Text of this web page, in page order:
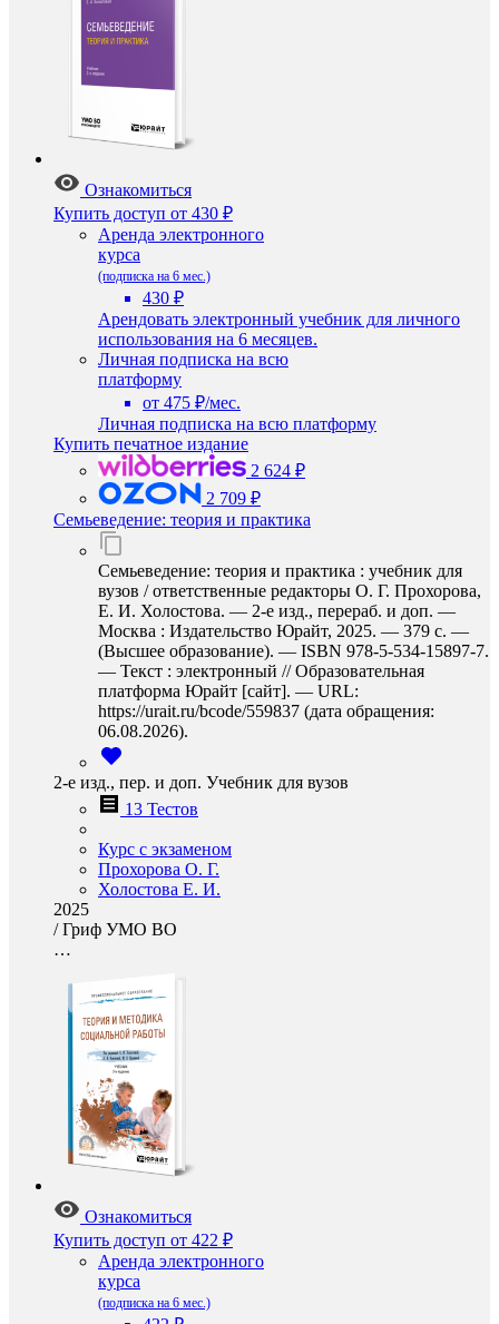
Ознакомиться
Купить доступ от 430 ₽
Аренда электронного
курса
(подписка на 6 мес.)
430 ₽
Арендовать электронный учебник для личного
использования на 6 месяцев.
Личная подписка на всю
платформу
от 475 ₽/мес.
Личная подписка на всю платформу
Купить печатное издание
2 624 ₽
2 709 ₽
Семьеведение: теория и практика
Семьеведение: теория и практика : учебник для
вузов / ответственные редакторы О. Г. Прохорова,
Е. И. Холостова. — 2-е изд., перераб. и доп. —
Москва : Издательство Юрайт, 2025. — 379 с. —
(Высшее образование). — ISBN 978-5-534-15897-7.
— Текст : электронный // Образовательная
платформа Юрайт [сайт]. — URL:
https://urait.ru/bcode/559837 (дата обращения:
06.08.2026).
2-е изд., пер. и доп. Учебник для вузов
13 Тестов
Курс с экзаменом
Прохорова О. Г.
Холостова Е. И.
2025
/Гриф УМО ВО
…
Ознакомиться
Купить доступ от 422 ₽
Аренда электронного
курса
(подписка на 6 мес.)